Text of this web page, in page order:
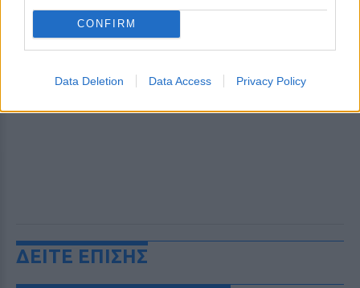
CONFIRM
Data Deletion Data Access Privacy Policy
ΔΕΙΤΕ ΕΠΙΣΗΣ